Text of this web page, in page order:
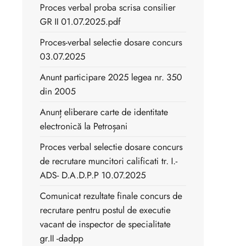
Proces verbal proba scrisa consilier
GR II 01.07.2025.pdf
Proces-verbal selectie dosare concurs
03.07.2025
Anunt participare 2025 legea nr. 350
din 2005
Anunț eliberare carte de identitate
electronică la Petroșani
Proces verbal selectie dosare concurs
de recrutare muncitori calificati tr. I.-
ADS- D.A.D.P.P 10.07.2025
Comunicat rezultate finale concurs de
recrutare pentru postul de executie
vacant de inspector de specialitate
gr.II -dadpp